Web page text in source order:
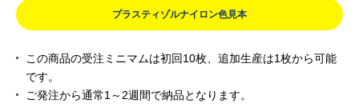
プラスティゾルナイロン色見本
この商品の受注ミニマムは初回10枚、追加生産は1枚から可能
です。
ご発注から通常1～2週間で納品となります。